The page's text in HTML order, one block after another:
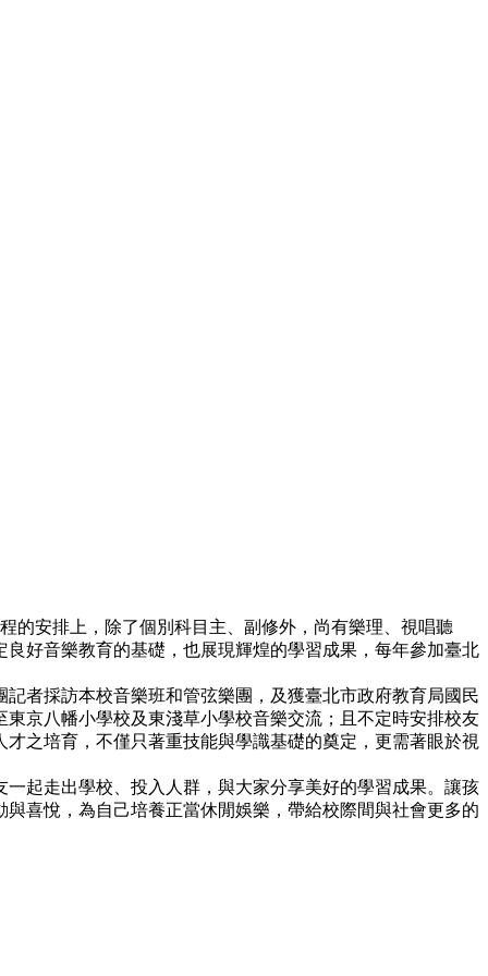
的安排上，除了個別科目主、副修外，尚有樂理、視唱聽
好音樂教育的基礎，也展現輝煌的學習成果，每年參加臺北
者採訪本校音樂班和管弦樂團，及獲臺北市政府教育局國民
京八幡小學校及東淺草小學校音樂交流；且不定時安排校友
之培育，不僅只著重技能與學識基礎的奠定，更需著眼於視
起走出學校、投入人群，與大家分享美好的學習成果。讓孩
喜悅，為自己培養正當休閒娛樂，帶給校際間與社會更多的